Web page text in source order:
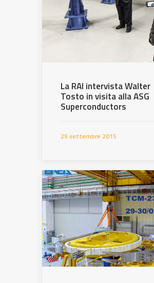
La RAI intervista Walter
Tosto in visita alla ASG
Superconductors
29 settembre 2015